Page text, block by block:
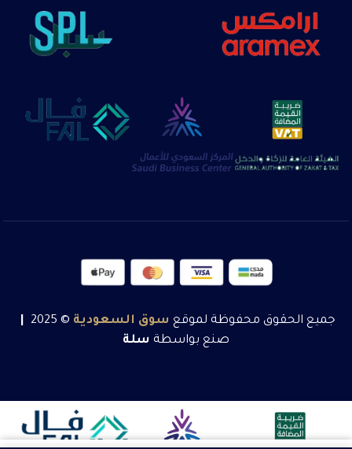
جميع الحقوق محفوظة لموقع سوق السعودية © 2025
صنع بواسطة سلة